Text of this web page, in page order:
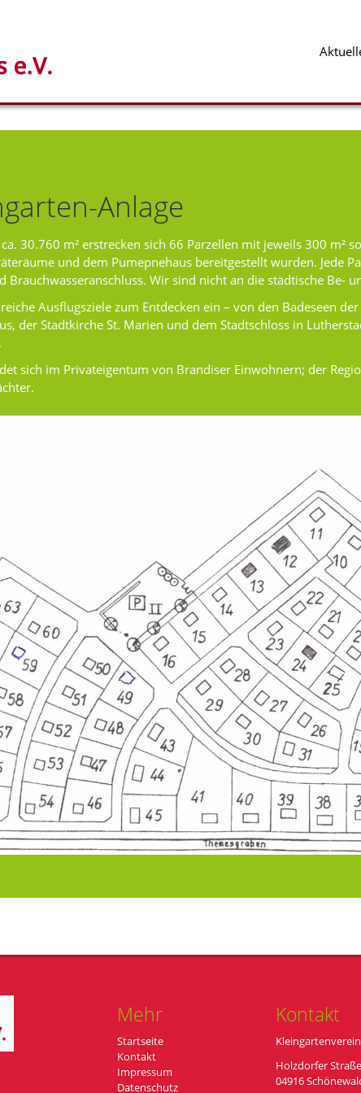
Anlage
30.760 m² erstrecken sich 66 Parzellen mit jeweils 300 m²
und dem Pumepnehaus bereitgestellt wurden. Jede
Brauchwasseranschluss. Wir sind nicht an die städtische Be-
Ausflugsziele zum Entdecken ein – von den Badeseen
der Stadtkirche St. Marien und dem Stadtschloss in
sich im Privateigentum von Brandiser Einwohnern; der
Mehr
Startseite
Kontakt
Impressum
Datenschutz
Kontakt
Holzdorfer Straße
04916